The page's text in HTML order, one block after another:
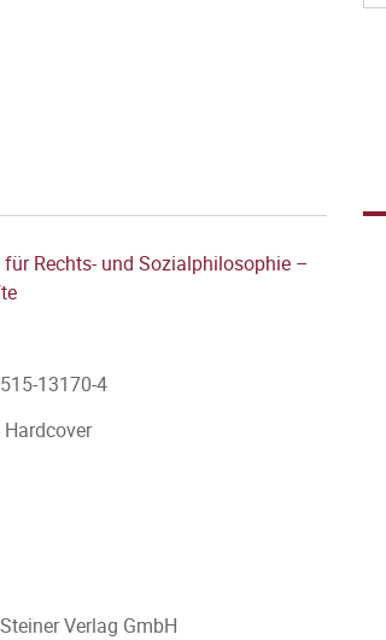
für Rechts- und Sozialphilosophie –
13170-4
Hardcover
Verlag GmbH